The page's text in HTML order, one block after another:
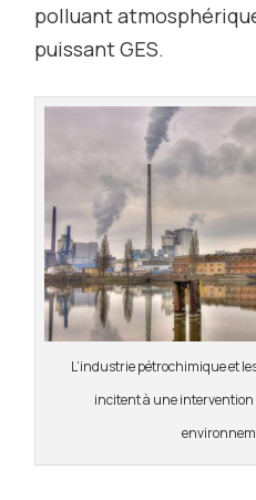
polluant
puissant GES.
L’industrie pétrochimique et
incitent à une intervention